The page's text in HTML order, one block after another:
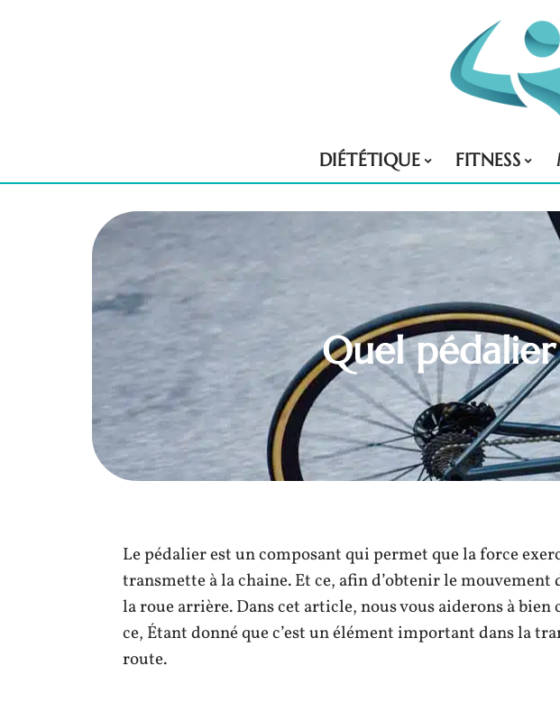
DIÉTÉTIQUE FITNESS
Quel
Le pédalier est un composant qui permet que la force
transmette à la chaine. Et ce, afin d’obtenir le
la roue arrière. Dans cet article, nous vous aiderons à
ce, Étant donné que c’est un élément important dans la
route.